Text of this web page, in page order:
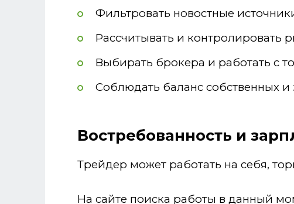
Фильтровать новостные
Рассчитывать и контролировать
Выбирать брокера и работать с
Соблюдать баланс собственных и
Востребованность и
Трейдер может работать на себя,
На сайте поиска работы в данный